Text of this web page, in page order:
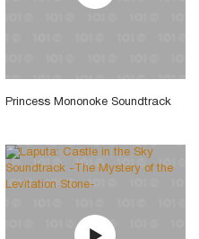
Princess Mononoke Soundtrack